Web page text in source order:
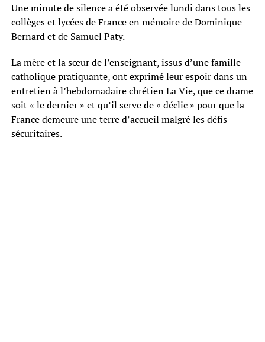
Une minute de silence a été observée lundi dans tous les
collèges et lycées de France en mémoire de Dominique
Bernard et de Samuel Paty.
La mère et la sœur de l’enseignant, issus d’une famille
catholique pratiquante, ont exprimé leur espoir dans un
entretien à l’hebdomadaire chrétien La Vie, que ce drame
soit « le dernier » et qu’il serve de « déclic » pour que la
France demeure une terre d’accueil malgré les défis
sécuritaires.